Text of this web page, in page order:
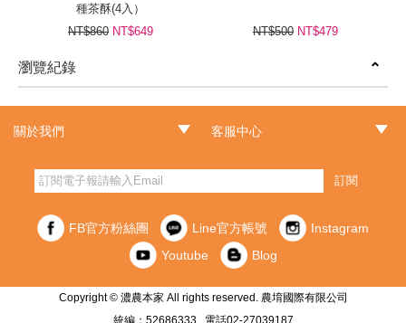
種茶酥(4入）
NT$860 NT$649 NT$500 NT$479
瀏覽紀錄
prev
next
關於我們 客服中心
訂閱
FB官方粉絲團 Line官方帳號
Instagram
Youtube
Blog
Copyright © 濃農本家 All rights reserved. 農堉國際有限公司
統編：52686333 電話02-27039187